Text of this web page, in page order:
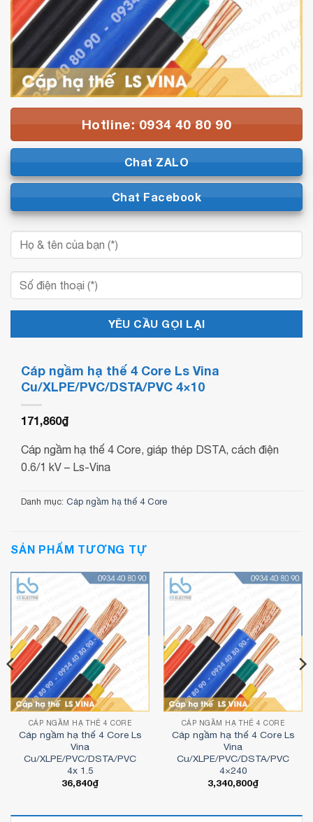
Hotline: 0934 40 80 90
Chat ZALO
Chat Facebook
Cáp ngầm hạ thế 4 Core Ls Vina
Cu/XLPE/PVC/DSTA/PVC 4×10
171,860₫
Cáp ngầm hạ thế 4 Core, giáp thép DSTA, cách điện
0.6/1 kV – Ls-Vina
Danh mục: Cáp ngầm hạ thế 4 Core
SẢN PHẨM TƯƠNG TỰ
CÁP NGẦM HẠ THẾ 4 CORE
Cáp ngầm hạ thế 4 Core Ls
Vina
Cu/XLPE/PVC/DSTA/PVC
4x 1.5
36,840₫
CÁP NGẦM HẠ THẾ 4 CORE
Cáp ngầm hạ thế 4 Core Ls
Vina
Cu/XLPE/PVC/DSTA/PVC
4×240
3,340,800₫